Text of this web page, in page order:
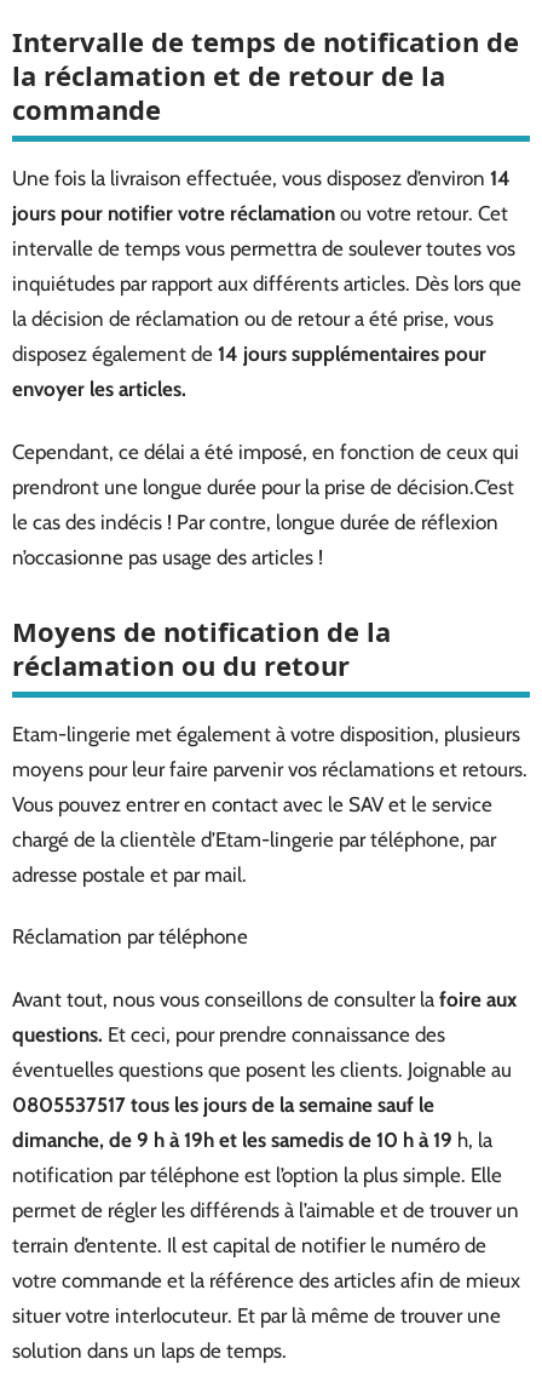
Intervalle de temps de notification de
la réclamation et de retour de la
commande
Une fois la livraison effectuée, vous disposez d’environ 14
jours pour notifier votre réclamation ou votre retour. Cet
intervalle de temps vous permettra de soulever toutes vos
inquiétudes par rapport aux différents articles. Dès lors que
la décision de réclamation ou de retour a été prise, vous
disposez également de 14 jours supplémentaires pour
envoyer les articles.
Cependant, ce délai a été imposé, en fonction de ceux qui
prendront une longue durée pour la prise de décision.C’est
le cas des indécis ! Par contre, longue durée de réflexion
n’occasionne pas usage des articles !
Moyens de notification de la
réclamation ou du retour
Etam-lingerie met également à votre disposition, plusieurs
moyens pour leur faire parvenir vos réclamations et retours.
Vous pouvez entrer en contact avec le SAV et le service
chargé de la clientèle d’Etam-lingerie par téléphone, par
adresse postale et par mail.
Réclamation par téléphone
Avant tout, nous vous conseillons de consulter la foire aux
questions. Et ceci, pour prendre connaissance des
éventuelles questions que posent les clients. Joignable au
0805537517 tous les jours de la semaine sauf le
dimanche, de 9 h à 19h et les samedis de 10 h à 19 h, la
notification par téléphone est l’option la plus simple. Elle
permet de régler les différends à l’aimable et de trouver un
terrain d’entente. Il est capital de notifier le numéro de
votre commande et la référence des articles afin de mieux
situer votre interlocuteur. Et par là même de trouver une
solution dans un laps de temps.